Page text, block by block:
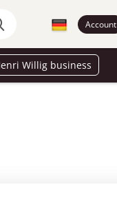
Account
Willig business